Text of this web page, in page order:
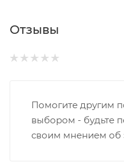
Отзывы
Помогите другим
выбором - будьте
своим мнением об